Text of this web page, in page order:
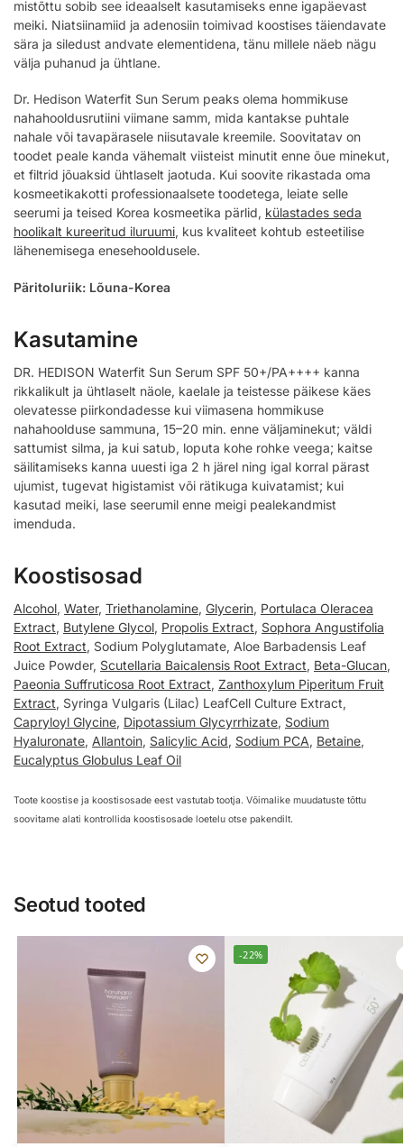
mistõttu sobib see ideaalselt kasutamiseks enne igapäevast
meiki. Niatsiinamiid ja adenosiin toimivad koostises täiendavate
sära ja siledust andvate elementidena, tänu millele näeb nägu
välja puhanud ja ühtlane.
Dr. Hedison Waterfit Sun Serum peaks olema hommikuse
nahahooldusrutiini viimane samm, mida kantakse puhtale
nahale või tavapärasele niisutavale kreemile. Soovitatav on
toodet peale kanda vähemalt viisteist minutit enne õue minekut,
et filtrid jõuaksid ühtlaselt jaotuda. Kui soovite rikastada oma
kosmeetikakotti professionaalsete toodetega, leiate selle
seerumi ja teised Korea kosmeetika pärlid, külastades seda
hoolikalt kureeritud iluruumi, kus kvaliteet kohtub esteetilise
lähenemisega enesehooldusele.
Päritoluriik: Lõuna-Korea
Kasutamine
DR. HEDISON Waterfit Sun Serum SPF 50+/PA++++ kanna
rikkalikult ja ühtlaselt näole, kaelale ja teistesse päikese käes
olevatesse piirkondadesse kui viimasena hommikuse
nahahoolduse sammuna, 15–20 min. enne väljaminekut; väldi
sattumist silma, ja kui satub, loputa kohe rohke veega; kaitse
säilitamiseks kanna uuesti iga 2 h järel ning igal korral pärast
ujumist, tugevat higistamist või rätikuga kuivatamist; kui
kasutad meiki, lase seerumil enne meigi pealekandmist
imenduda.
Koostisosad
Alcohol, Water, Triethanolamine, Glycerin, Portulaca Oleracea
Extract, Butylene Glycol, Propolis Extract, Sophora Angustifolia
Root Extract, Sodium Polyglutamate, Aloe Barbadensis Leaf
Juice Powder, Scutellaria Baicalensis Root Extract, Beta-Glucan,
Paeonia Suffruticosa Root Extract, Zanthoxylum Piperitum Fruit
Extract, Syringa Vulgaris (Lilac) LeafCell Culture Extract,
Capryloyl Glycine, Dipotassium Glycyrrhizate, Sodium
Hyaluronate, Allantoin, Salicylic Acid, Sodium PCA, Betaine,
Eucalyptus Globulus Leaf Oil
Toote koostise ja koostisosade eest vastutab tootja. Võimalike muudatuste tõttu
soovitame alati kontrollida koostisosade loetelu otse pakendilt.
Seotud tooted
-22%